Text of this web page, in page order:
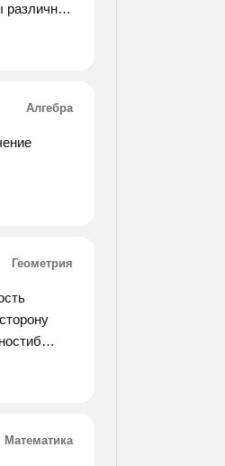
различны,
Алгебра
Геометрия
Математика